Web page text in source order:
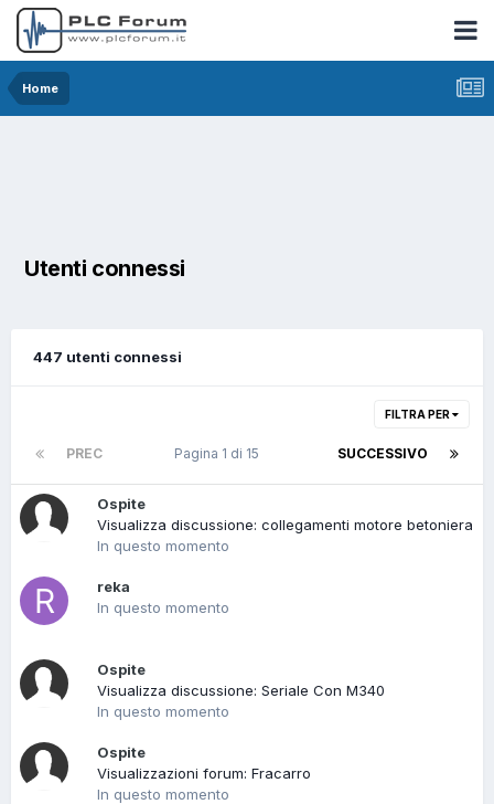
Home
Utenti connessi
447 utenti connessi
FILTRA PER
PREC SUCCESSIVO
Pagina 1 di 15
Ospite
Visualizza discussione: collegamenti motore betoniera
In questo momento
reka
In questo momento
Ospite
Visualizza discussione: Seriale Con M340
In questo momento
Ospite
Visualizzazioni forum: Fracarro
In questo momento